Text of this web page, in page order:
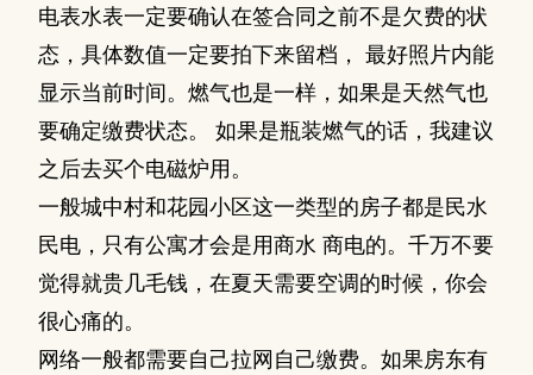
电表水表一定要确认在签合同之前不是欠费的状
态，具体数值一定要拍下来留档， 最好照片内能
显示当前时间。燃气也是一样，如果是天然气也
要确定缴费状态。 如果是瓶装燃气的话，我建议
之后去买个电磁炉用。
一般城中村和花园小区这一类型的房子都是民水
民电，只有公寓才会是用商水 商电的。千万不要
觉得就贵几毛钱，在夏天需要空调的时候，你会
很心痛的。
网络一般都需要自己拉网自己缴费。如果房东有